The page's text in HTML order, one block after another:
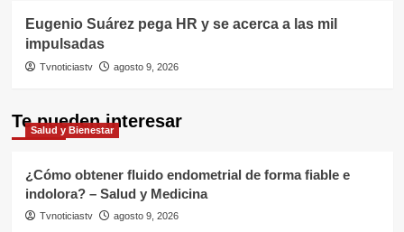
Eugenio Suárez pega HR y se acerca a las mil
impulsadas
Tvnoticiastv agosto 9, 2026
Te pueden interesar
Salud y Bienestar
¿Cómo obtener fluido endometrial de forma fiable e
indolora? – Salud y Medicina
Tvnoticiastv agosto 9, 2026